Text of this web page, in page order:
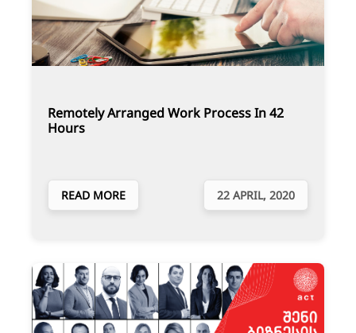
Remotely Arranged Work Process In 42
Hours
READ MORE 22 APRIL, 2020